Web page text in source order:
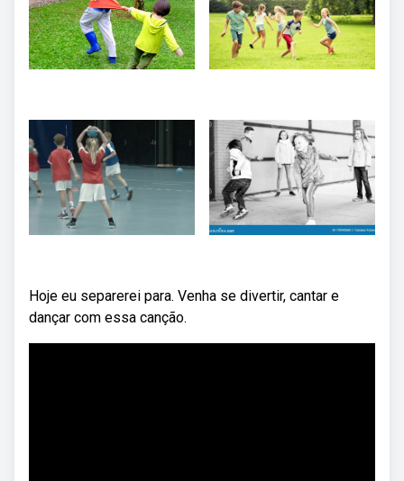
Hoje eu separerei para. Venha se divertir, cantar e
dançar com essa canção.